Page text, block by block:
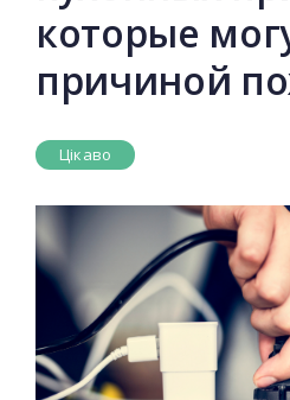
которые
причиной
Цікаво